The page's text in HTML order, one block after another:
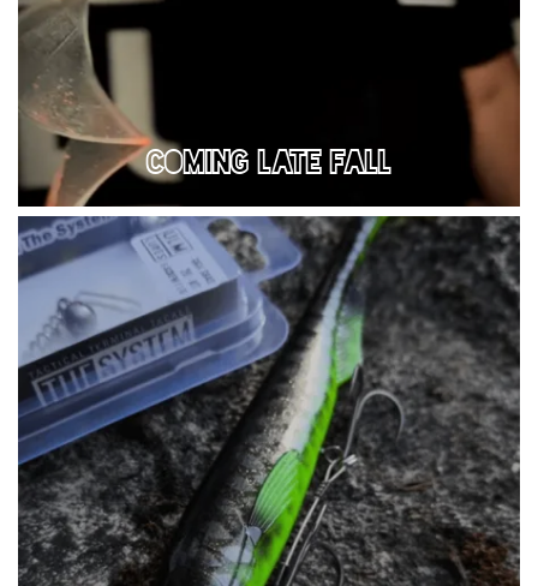
COMING LATE FALL